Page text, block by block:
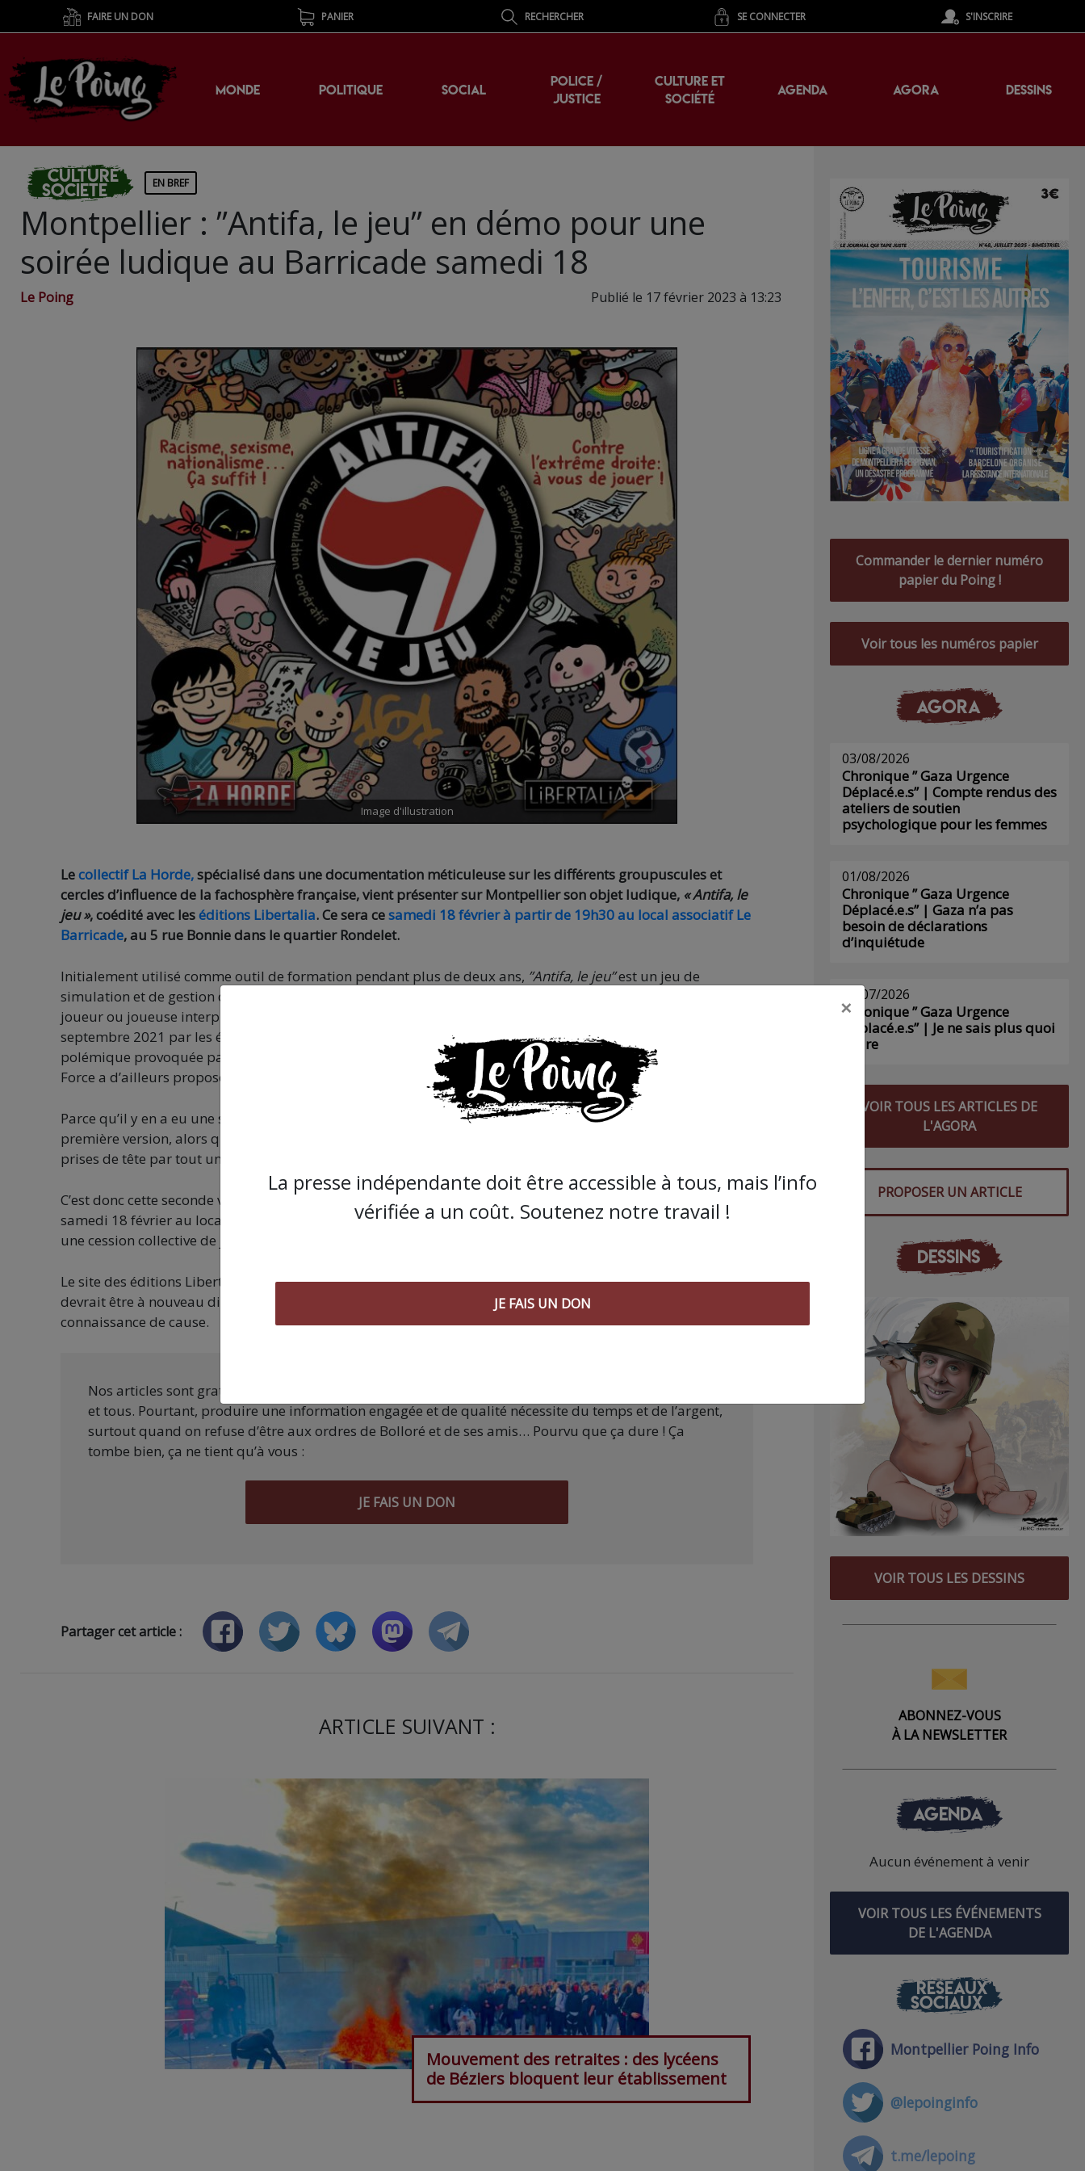
FAIRE UN DON PANIER RECHERCHER SE CONNECTER S'INSCRIRE
MONDE POLITIQUE SOCIAL
POLICE /
JUSTICE
CULTURE ET
SOCIÉTÉ
AGENDA AGORA DESSINS
Culture
Societe EN BREF
Montpellier : ”Antifa, le jeu” en démo pour une
soirée ludique au Barricade samedi 18
Le Poing Publié le 17 février 2023 à 13:23
Image d'illustration
Lecollectif La Horde,spécialisé dans une documentation méticuleuse sur les différents groupuscules et
cercles d’influence de la fachosphère française, vient présenter sur Montpellier son objet ludique, « Antifa, le
jeu », coédité avec leséditions Libertalia. Ce sera cesamedi 18 février à partir de 19h30 au local associatif Le
Barricade, au 5 rue Bonnie dans le quartier Rondelet.
Initialement utilisé comme outil de formation pendant plus de deux ans, ”Antifa, le jeu”est un jeu de
simulation et de gestion dans lequel vous faites vivre un groupe antifasciste local, dans lequel chaque
joueur ou joueuse interprète un·e militant·e, avec des compétences particulières. Il a finalement été édité en
septembre 2021 par les éditions Libertalia et la Horde. Le jeu a été épuisé en quelques mois, sur fond de
polémique provoquée par une extrême-droite qui réclamait son retrait des magasins. Le média Rapports de
Force a d’ailleurs proposé un
test de cette première version.
Parce qu’il y en a eu une seconde. Après l’épuisement des stocks, les éditeurs décident de simplifier la
première version, alors qu’elle a été reçue comme trop ardue, trop pointue pour être prise en main sans
prises de tête par tout un chacun.e, avec des parties de jeu trop longues.
C’est donc cette seconde version simplifiée, mais aussi plus compacte et moins chère, qui sera présentée ce
samedi 18 février au local associatif Le Barricade, en présence du collectif La Horde, et avec bien entendu
une cession collective de jeu.
Le site des éditions Libertalia indique une rupture de stock, mais le jeu est en cours de réimpression et
devrait être à nouveau disponible à partir du 10 mars. Il est donc possible de le commander
connaissance de cause.
Nos articles sont gratuits car nous pensons que la presse indépendante doit être accessible à toutes
et tous. Pourtant, produire une information engagée et de qualité nécessite du temps et de l’argent,
surtout quand on refuse d’être aux ordres de Bolloré et de ses amis… Pourvu que ça dure ! Ça
tombe bien, ça ne tient qu’à vous :
JE FAIS UN DON
Partager cet article :
ARTICLE SUIVANT :
Mouvement des retraites : des lycéens
de Béziers bloquent leur établissement
Commander le dernier numéro
papier du Poing !
Voir tous les numéros papier
AGORA
03/08/2026
Chronique ” Gaza Urgence
Déplacé.e.s” | Compte rendus des
ateliers de soutien
psychologique pour les femmes
01/08/2026
Chronique ” Gaza Urgence
Déplacé.e.s” | Gaza n’a pas
besoin de déclarations
d’inquiétude
29/07/2026
Chronique ” Gaza Urgence
Déplacé.e.s” | Je ne sais plus quoi
écrire
VOIR TOUS LES ARTICLES DE
L'AGORA
PROPOSER UN ARTICLE
DESSINS
VOIR TOUS LES DESSINS
ABONNEZ-VOUS
À LA NEWSLETTER
AGENDA
Aucun événement à venir
VOIR TOUS LES ÉVÉNEMENTS
DE L'AGENDA
RÉSEAUX
SOCIAUX
Montpellier Poing Info
@lepoinginfo
t.me/lepoing
×
La presse indépendante doit être accessible à tous, mais l’info
vérifiée a un coût. Soutenez notre travail !
JE FAIS UN DON